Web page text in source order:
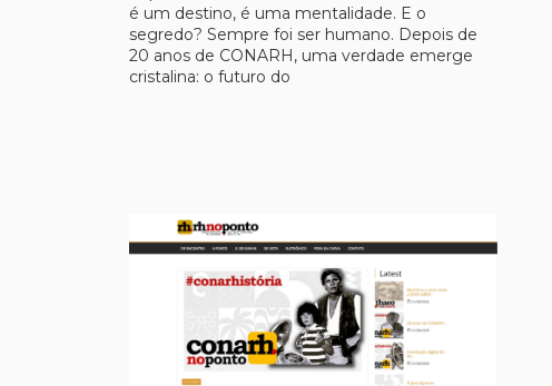
é um destino, é uma mentalidade. E o
segredo? Sempre foi ser humano. Depois de
20 anos de CONARH, uma verdade emerge
cristalina: o futuro do